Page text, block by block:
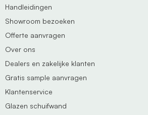
Handleidingen
Showroom bezoeken
Offerte aanvragen
Over ons
Dealers en zakelijke klanten
Gratis sample aanvragen
Klantenservice
Glazen schuifwand